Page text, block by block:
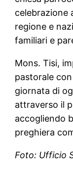
celebrazione
regione e
familiari e
Mons. Tisi,
pastorale
giornata di
attraverso il
accogliendo
preghiera
Foto: Ufficio